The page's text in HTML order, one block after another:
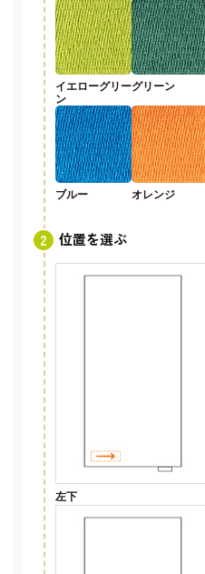
イエローグリー
ン
グリーン
ブルー オレンジ
位置を選ぶ
左下